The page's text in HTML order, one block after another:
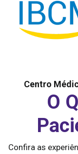
Centro
O
Confira as